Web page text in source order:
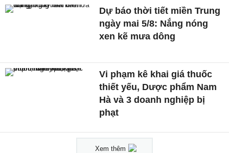
Dự báo thời tiết miền Trung
ngày mai 5/8: Nắng nóng
xen kẽ mưa dông
Vi phạm kê khai giá thuốc
thiết yếu, Dược phẩm Nam
Hà và 3 doanh nghiệp bị
phạt
Xem thêm